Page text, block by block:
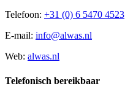
Telefoon: +31 (0) 6 5470 4523
E-mail: info@alwas.nl
Web: alwas.nl
Telefonisch bereikbaar